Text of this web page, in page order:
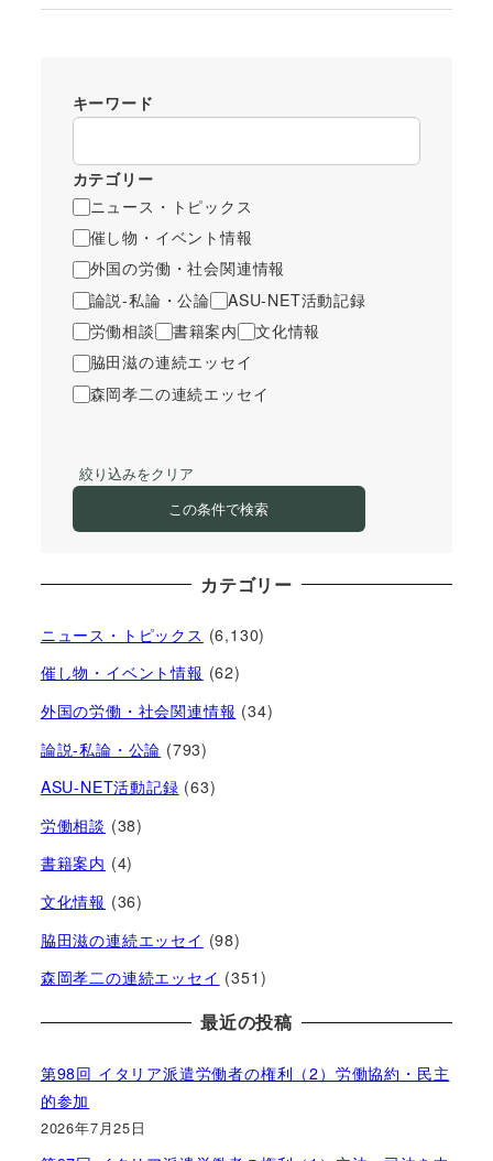
キーワード
カテゴリー
ニュース・トピックス
催し物・イベント情報
外国の労働・社会関連情報
論説-私論・公論
ASU-NET活動記録
労働相談
書籍案内
文化情報
脇田滋の連続エッセイ
森岡孝二の連続エッセイ
絞り込みをクリア
この条件で検索
カテゴリー
ニュース・トピックス (6,130)
催し物・イベント情報 (62)
外国の労働・社会関連情報 (34)
論説-私論・公論 (793)
ASU-NET活動記録 (63)
労働相談 (38)
書籍案内 (4)
文化情報 (36)
脇田滋の連続エッセイ (98)
森岡孝二の連続エッセイ (351)
最近の投稿
第98回 イタリア派遣労働者の権利（2）労働協約・民主
的参加
2026年7月25日